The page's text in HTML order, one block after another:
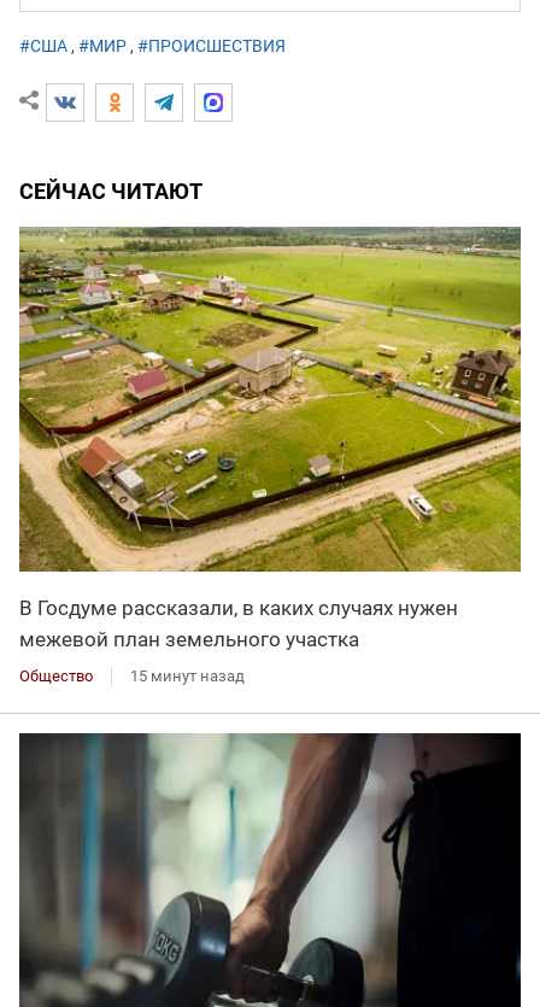
#США, #МИР, #ПРОИСШЕСТВИЯ
СЕЙЧАС ЧИТАЮТ
В Госдуме рассказали, в каких случаях нужен
межевой план земельного участка
Общество 15 минут назад